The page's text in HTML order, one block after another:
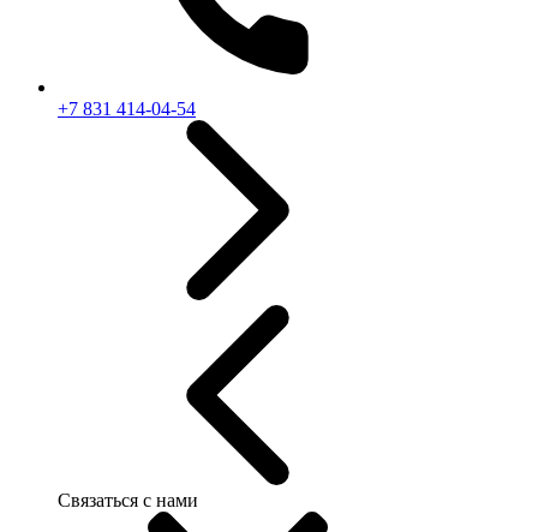
+7 831 414-04-54
Связаться с нами